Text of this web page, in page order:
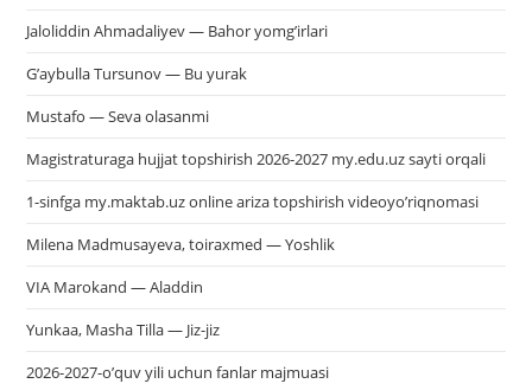
Jaloliddin Ahmadaliyev — Bahor yomg’irlari
G’aybulla Tursunov — Bu yurak
Mustafo — Seva olasanmi
Magistraturaga hujjat topshirish 2026-2027 my.edu.uz sayti orqali
1-sinfga my.maktab.uz online ariza topshirish videoyo’riqnomasi
Milena Madmusayeva, toiraxmed — Yoshlik
VIA Marokand — Aladdin
Yunkaa, Masha Tilla — Jiz-jiz
2026-2027-o’quv yili uchun fanlar majmuasi